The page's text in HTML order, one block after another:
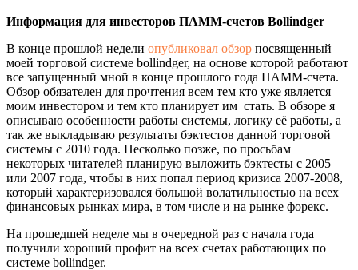
Информация для инвесторов ПАММ-счетов Bollindger
В конце прошлой недели опубликовал обзор посвященный
моей торговой системе bollindger, на основе которой работают
все запущенный мной в конце прошлого года ПАММ-счета.
Обзор обязателен для прочтения всем тем кто уже является
моим инвестором и тем кто планирует им стать. В обзоре я
описываю особенности работы системы, логику её работы, а
так же выкладываю результаты бэктестов данной торговой
системы с 2010 года. Несколько позже, по просьбам
некоторых читателей планирую выложить бэктесты с 2005
или 2007 года, чтобы в них попал период кризиса 2007-2008,
который характеризовался большой волатильностью на всех
финансовых рынках мира, в том числе и на рынке форекс.
На прошедшей неделе мы в очередной раз с начала года
получили хороший профит на всех счетах работающих по
системе bollindger.